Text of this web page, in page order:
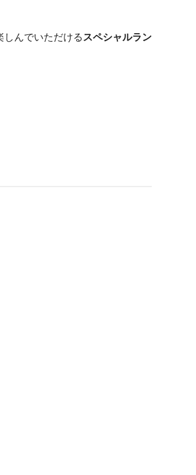
んでいただける スペシャルラン